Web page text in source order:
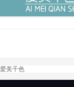
爱美千色